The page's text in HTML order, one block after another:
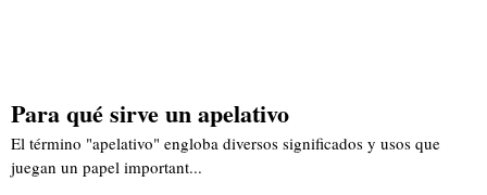
Para qué sirve un apelativo
El término "apelativo" engloba diversos significados y usos que
juegan un papel important...